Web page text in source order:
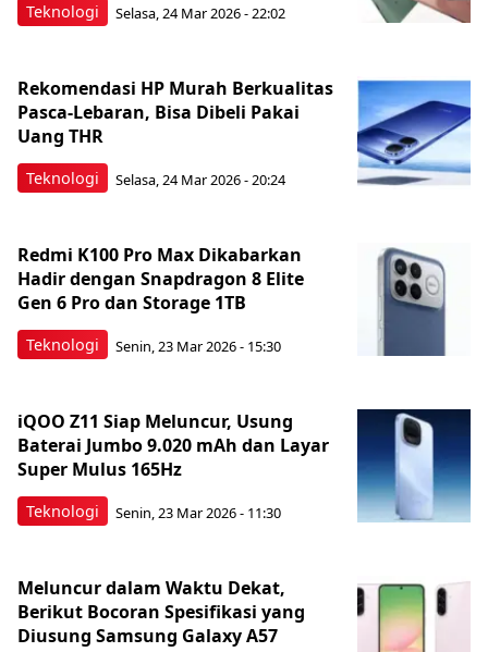
Teknologi Selasa, 24 Mar 2026 - 22:02
Teknologi
Rekomendasi HP Murah Berkualitas
Pasca-Lebaran, Bisa Dibeli Pakai
Uang THR
Selasa, 24 Mar 2026 - 20:24
Teknologi
Redmi K100 Pro Max Dikabarkan
Hadir dengan Snapdragon 8 Elite
Gen 6 Pro dan Storage 1TB
Senin, 23 Mar 2026 - 15:30
Teknologi
iQOO Z11 Siap Meluncur, Usung
Baterai Jumbo 9.020 mAh dan Layar
Super Mulus 165Hz
Senin, 23 Mar 2026 - 11:30
Meluncur dalam Waktu Dekat,
Berikut Bocoran Spesifikasi yang
Diusung Samsung Galaxy A57